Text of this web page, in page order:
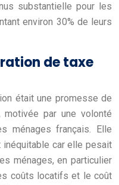
substantielle pour les
environ 30% de leurs
de taxe
était une promesse de
motivée par une volonté
ménages français. Elle
car elle pesait
ménages, en particulier
coûts locatifs et le coût